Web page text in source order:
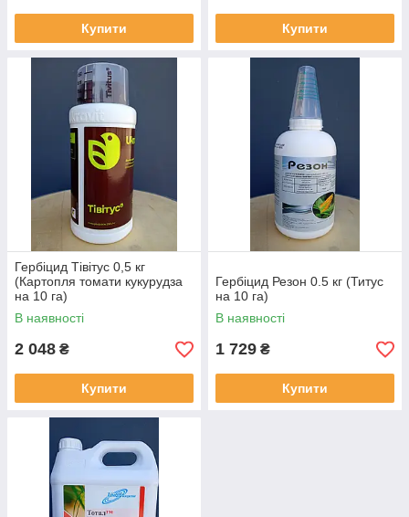
Купити Купити
Гербіцид Тівітус 0,5 кг
(Картопля томати кукурудза
на 10 га)
В наявності
2 048 ₴
Купити
Гербіцид Резон 0.5 кг (Титус
на 10 га)
В наявності
1 729 ₴
Купити